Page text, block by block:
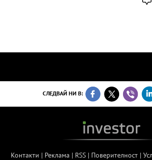
СЛЕДВАЙ НИ В:
Контакти | Реклама | RSS| Поверителност|